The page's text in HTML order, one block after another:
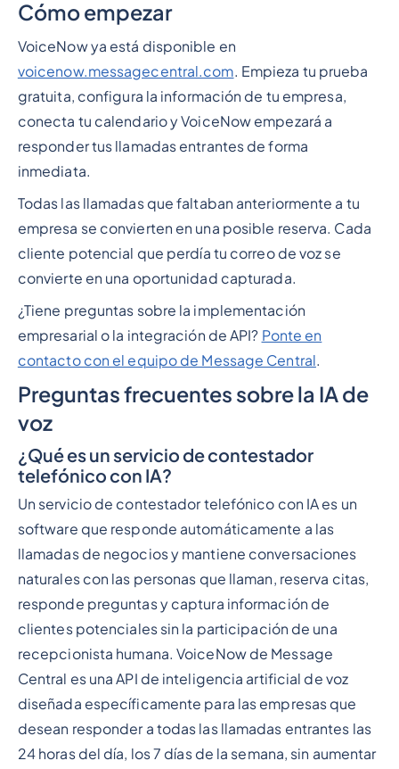
Cómo empezar
VoiceNow ya está disponible en
voicenow.messagecentral.com. Empieza tu prueba
gratuita, configura la información de tu empresa,
conecta tu calendario y VoiceNow empezará a
responder tus llamadas entrantes de forma
inmediata.
Todas las llamadas que faltaban anteriormente a tu
empresa se convierten en una posible reserva. Cada
cliente potencial que perdía tu correo de voz se
convierte en una oportunidad capturada.
¿Tiene preguntas sobre la implementación
empresarial o la integración de API? Ponte en
contacto con el equipo de Message Central.
Preguntas frecuentes sobre la IA de
voz
¿Qué es un servicio de contestador
telefónico con IA?
Un servicio de contestador telefónico con IA es un
software que responde automáticamente a las
llamadas de negocios y mantiene conversaciones
naturales con las personas que llaman, reserva citas,
responde preguntas y captura información de
clientes potenciales sin la participación de una
recepcionista humana. VoiceNow de Message
Central es una API de inteligencia artificial de voz
diseñada específicamente para las empresas que
desean responder a todas las llamadas entrantes las
24 horas del día, los 7 días de la semana, sin aumentar